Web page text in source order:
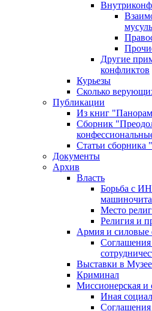
Другие
конфликтов
Курьезы
Сколько
Публикации
Из книг
Сборник
Статьи сборника
Документы
Архив
Власть
Борьба с
Место
Религия и
Армия и силовые
Соглашения
Выставки в
Криминал
Миссионерская и
Иная